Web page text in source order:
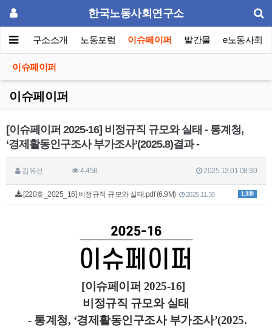
한국노동사회연구소
인 연구소소개 노동포럼 이슈페이퍼 발간물 e노동사회
이슈페이퍼
이슈페이퍼
[이슈페이퍼 2025-16] 비정규직 규모와 실태 - 통계청,
‘경제활동인구조사 부가조사’(2025.8)결과 -
김유선 4,458 2025.12.01 08:30
1,339
[220호_2025_16] 비정규직 규모와 실태.pdf (6.9M) 2025.11.30
[이슈페이퍼 2025-16]
비정규직 규모와 실태
- 통계청, ‘경제활동인구조사 부가조사’(2025.